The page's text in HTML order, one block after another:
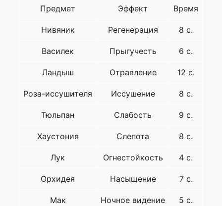
Предмет Эффект Время
Нивяник Регенерация 8 с.
Василек Прыгучесть 6 с.
Ландыш Отравление 12 с.
Роза-иссушителя Иссушение 8 с.
Тюльпан Слабость 9 с.
Хаустония Слепота 8 с.
Лук Огнестойкость 4 с.
Орхидея Насыщение 7 с.
Мак Ночное видение 5 с.